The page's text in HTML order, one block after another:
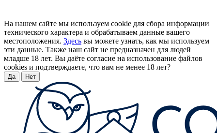
На нашем сайте мы используем cookie для сбора информации
технического характера и обрабатываем данные вашего
местоположения. Здесь вы можете узнать, как мы используем
эти данные. Также наш сайт не предназначен для людей
младше 18 лет. Вы даёте согласие на использование файлов
cookies и подтверждаете, что вам не менее 18 лет?
Да Нет